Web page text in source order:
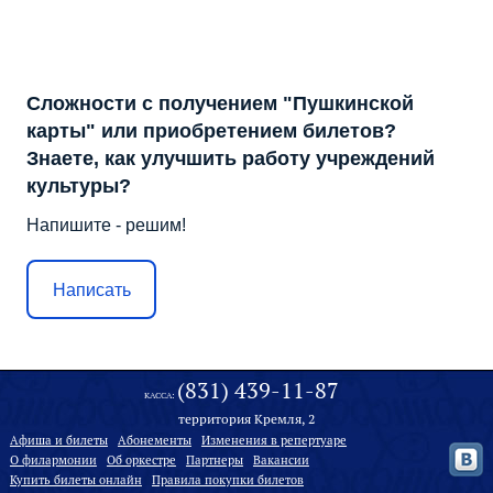
Сложности с получением "Пушкинской
карты" или приобретением билетов?
Знаете, как улучшить работу учреждений
культуры?
Напишите - решим!
Написать
КАССА: (831) 439-11-87
территория Кремля, 2
Афиша и билеты Абонементы
Изменения в репертуаре
О филармонии
Oб оркестре Партнеры
Вакансии
Купить билеты онлайн
Правила покупки билетов